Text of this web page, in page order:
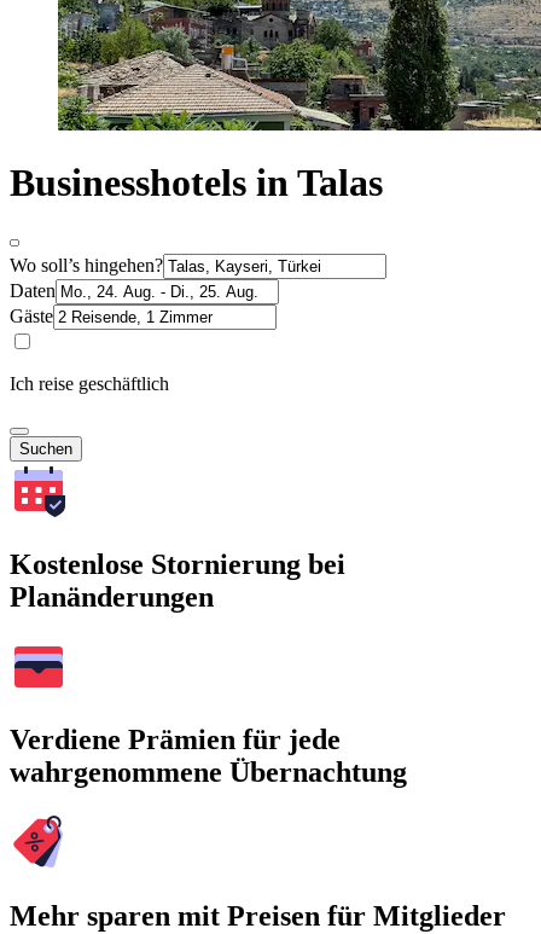
Businesshotels in Talas
Wo soll’s hingehen?
Daten
Gäste
Ich reise geschäftlich
Suchen
Kostenlose Stornierung bei
Planänderungen
Verdiene Prämien für jede
wahrgenommene Übernachtung
Mehr sparen mit Preisen für Mitglieder